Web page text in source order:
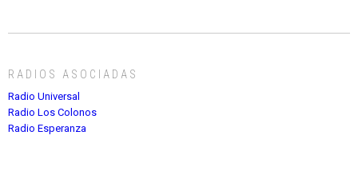
RADIOS ASOCIADAS
Radio Universal
Radio Los Colonos
Radio Esperanza